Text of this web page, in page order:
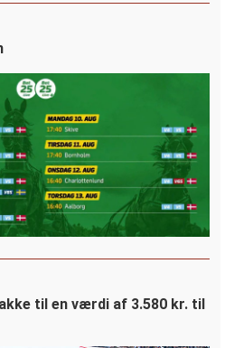
til en værdi af 3.580 kr. til